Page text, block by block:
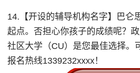
14.【开设的辅导机构名字】巴仑
起点。否担心你孩子的成绩呢？政
社区大学（CU）是您最佳选择。
报名热线1339232xxxx！